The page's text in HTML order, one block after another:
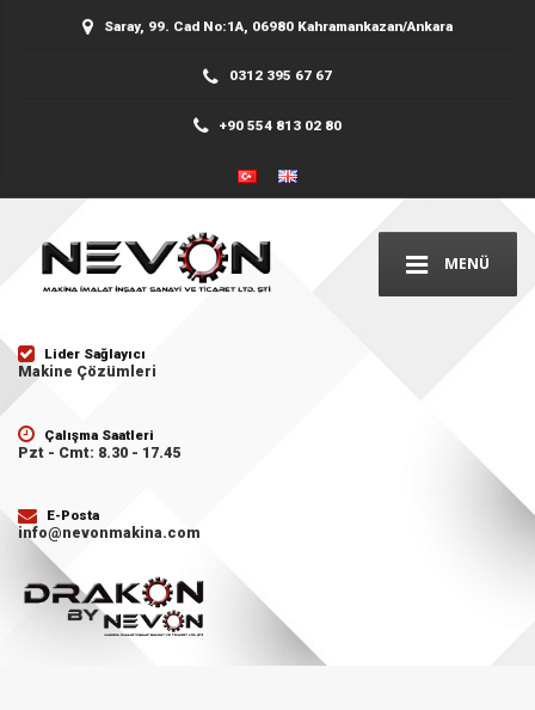
Saray, 99. Cad No:1A, 06980 Kahramankazan/Ankara
0312 395 67 67
+90 554 813 02 80
MENÜ
Lider Sağlayıcı
Makine Çözümleri
Çalışma Saatleri
Pzt - Cmt: 8.30 - 17.45
E-Posta
info@nevonmakina.com